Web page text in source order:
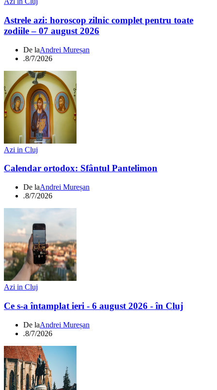
Astrele azi: horoscop zilnic complet pentru toate
zodiile – 07 august 2026
De laAndrei Mureșan
.8/7/2026
Azi in Cluj
Calendar ortodox: Sfântul Pantelimon
De laAndrei Mureșan
.8/7/2026
Azi in Cluj
Ce s-a întamplat ieri - 6 august 2026 - în Cluj
De laAndrei Mureșan
.8/7/2026